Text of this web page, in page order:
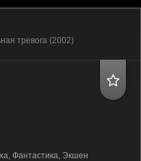
тревога (2002)
Фантастика, Экшен